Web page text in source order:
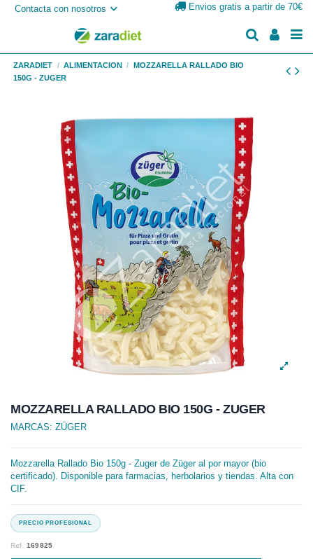
Contacta con nosotros Envios gratis a partir de 70€
ZARADIET ALIMENTACION
MOZZARELLA RALLADO BIO
150G - ZUGER
MOZZARELLA RALLADO BIO 150G - ZUGER
MARCAS: ZÜGER
Mozzarella Rallado Bio 150g - Zuger de Züger al por mayor (bio
certificado). Disponible para farmacias, herbolarios y tiendas. Alta con
CIF.
Ref.169825